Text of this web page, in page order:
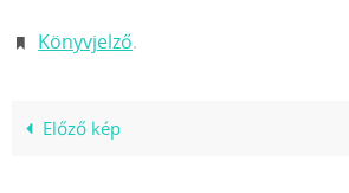
Könyvjelző.
Előző kép